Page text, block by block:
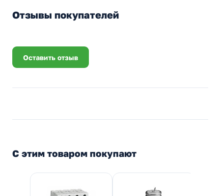
Отзывы покупателей
Оставить отзыв
С этим товаром покупают